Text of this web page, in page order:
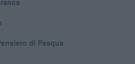
di Pasqua